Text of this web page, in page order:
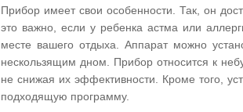
Прибор имеет свои особенности. Так, он
это важно, если у ребенка астма или
месте вашего отдыха. Аппарат можно
нескользящим дном. Прибор относится к
не снижая их эффективности. Кроме того,
подходящую программу.